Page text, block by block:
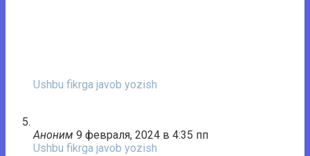
Ushbu fikrga javob yozish
Аноним 9 февраля, 2024 в 4:35 пп
Ushbu fikrga javob yozish